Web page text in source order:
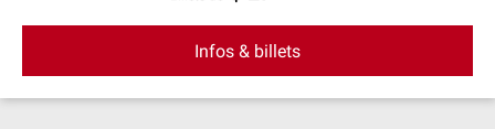
Infos & billets